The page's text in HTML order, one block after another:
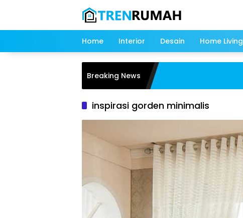
Home
Interior Desain Home Living
Breaking News
inspirasi gorden minimalis